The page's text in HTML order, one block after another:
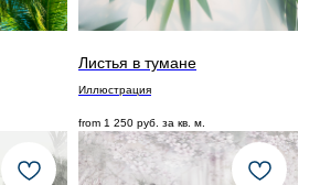
Листья в тумане
Иллюстрация
from 1 250 руб. за кв. м.